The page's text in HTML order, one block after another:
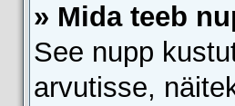
» Mida teeb
See nupp
arvutisse,